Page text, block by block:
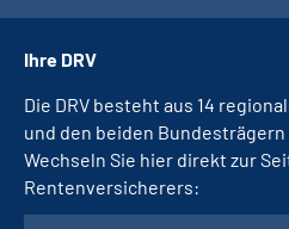
Ihre DRV
Die DRV besteht aus 14
und den beiden Bundesträgern
Wechseln Sie hier direkt zur
Rentenversicherers: